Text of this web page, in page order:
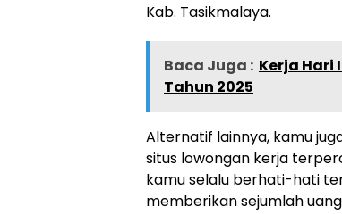
Kab. Tasikmalaya.
Baca Juga : Kerja
Tahun 2025
Alternatif lainnya, kamu
situs lowongan kerja
kamu selalu berhati-hati
memberikan sejumlah